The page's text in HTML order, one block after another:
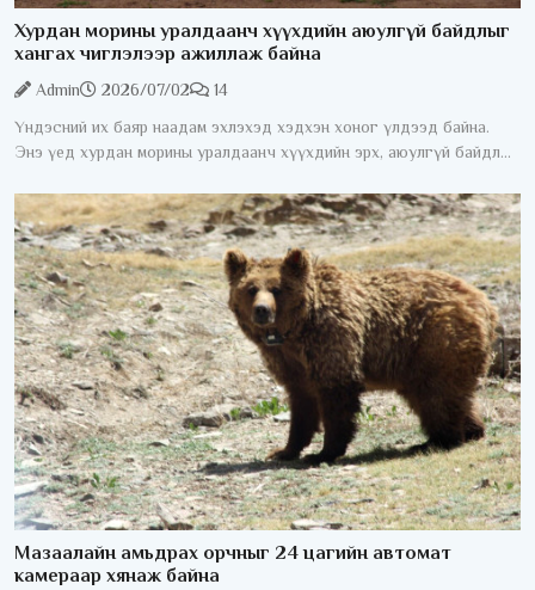
Хурдан морины уралдаанч хүүхдийн аюулгүй байдлыг
хангах чиглэлээр ажиллаж байна
Admin 2026/07/02
14
Үндэсний их баяр наадам эхлэхэд хэдхэн хоног үлдээд байна.
Энэ үед хурдан морины уралдаанч хүүхдийн эрх, аюулгүй байдлыг
морины
Мазаалайн амьдрах орчныг 24 цагийн автомат
камераар хянаж байна